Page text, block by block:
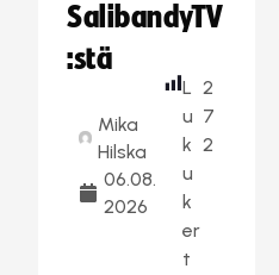
SalibandyTV
:stä
Mika
Hilska
06.08.
2026
L
u
k
u
k
er
t
2
7
2